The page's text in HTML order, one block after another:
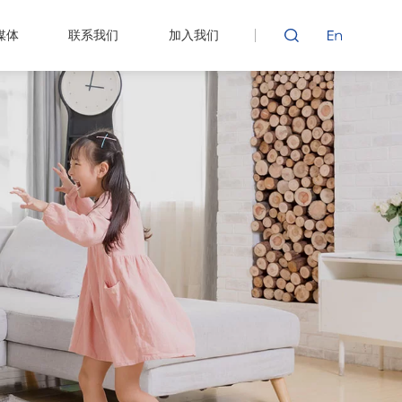
体 联系我们 加入我们